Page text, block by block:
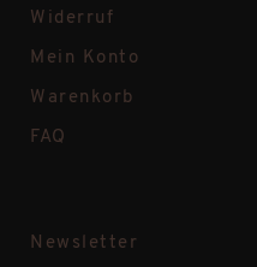
Widerruf
Mein Konto
Warenkorb
FAQ
Newsletter